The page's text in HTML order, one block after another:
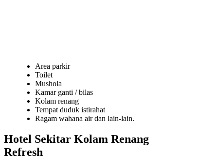
Area parkir
Toilet
Mushola
Kamar ganti / bilas
Kolam renang
Tempat duduk istirahat
Ragam wahana air dan lain-lain.
Hotel Sekitar Kolam Renang
Refresh